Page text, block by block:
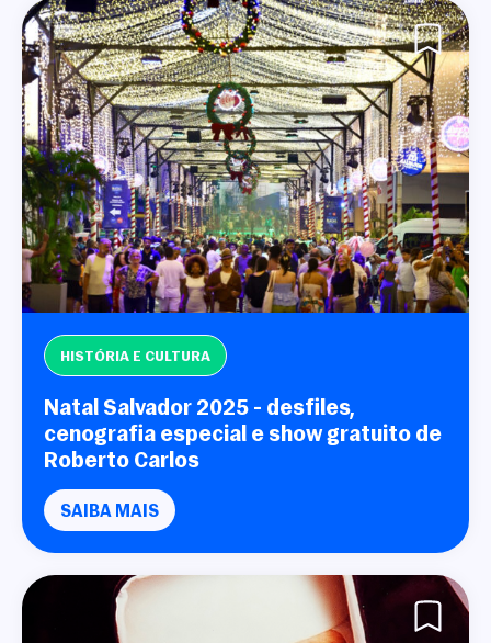
HISTÓRIA E CULTURA
Natal Salvador 2025 - desfiles,
cenografia especial e show gratuito de
Roberto Carlos
SAIBA MAIS